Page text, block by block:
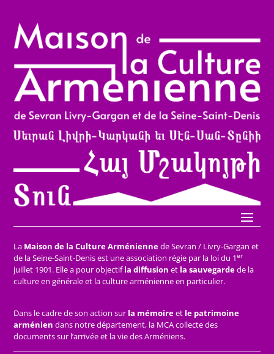
La Maison de la Culture Arméniennede Sevran / Livry-Gargan et
de la Seine-Saint-Denis est une association régie par la loi du 1er
juillet 1901. Elle a pour objectifla diffusion et la sauvegardede la
culture en générale et la culture arménienne en particulier.
Dans le cadre de son action sur la mémoireet le patrimoine
arménien dans notre département, la MCA collecte des
documents sur l’arrivée et la vie des Arméniens.